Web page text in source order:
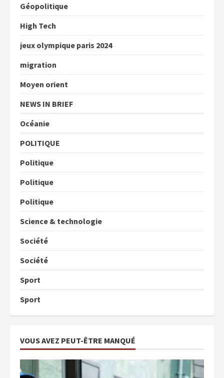
Géopolitique
High Tech
jeux olympique paris 2024
migration
Moyen orient
NEWS IN BRIEF
Océanie
POLITIQUE
Politique
Politique
Politique
Science & technologie
Société
Société
Sport
Sport
VOUS AVEZ PEUT-ÊTRE MANQUÉ